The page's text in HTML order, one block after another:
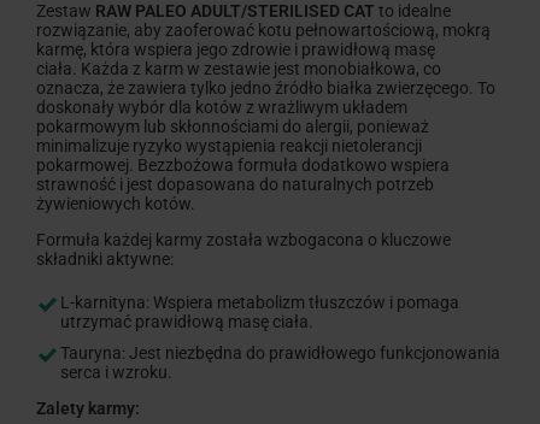
Zestaw RAW PALEO ADULT/STERILISED CAT to idealne
rozwiązanie, aby zaoferować kotu pełnowartościową, mokrą
karmę, która wspiera jego zdrowie i prawidłową masę
ciała. Każda z karm w zestawie jest monobiałkowa, co
oznacza, że zawiera tylko jedno źródło białka zwierzęcego. To
doskonały wybór dla kotów z wrażliwym układem
pokarmowym lub skłonnościami do alergii, ponieważ
minimalizuje ryzyko wystąpienia reakcji nietolerancji
pokarmowej. Bezzbożowa formuła dodatkowo wspiera
strawność i jest dopasowana do naturalnych potrzeb
żywieniowych kotów.
Formuła każdej karmy została wzbogacona o kluczowe
składniki aktywne:
L-karnityna: Wspiera metabolizm tłuszczów i pomaga
utrzymać prawidłową masę ciała.
Tauryna: Jest niezbędna do prawidłowego funkcjonowania
serca i wzroku.
Zalety karmy: